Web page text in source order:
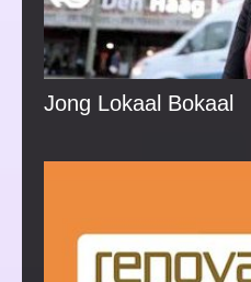
Jong Lokaal Bokaal